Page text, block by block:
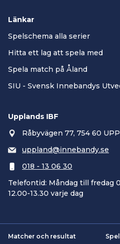
Länkar
Spelschema alla serier
Hitta ett lag att spela med
Spela match på Åland
SIU - Svensk Innebandys
Upplands IBF
Råbyvägen 77, 754 60
uppland@innebandy.se
018 - 13 06 30
Telefontid: Måndag till fredag
12.00-13.30 varje dag
Matcher och resultat